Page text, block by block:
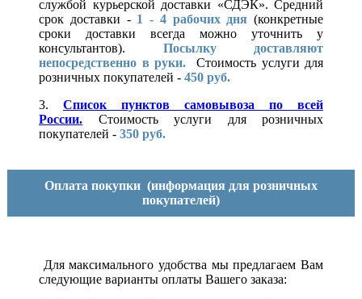
службой курьерской доставки «СДЭК». Средний
срок доставки - 1 - 4 рабочих дня (конкретные
сроки доставки всегда можно уточнить у
консультантов). Посылку доставляют
непосредственно в руки.
Стоимость услуги для
розничных покупателей - 450 руб.
3. Список пунктов самовывоза по всей
России.
Стоимость услуги для розничных
покупателей - 350 руб.
Оплата покупки (информация для розничных
покупателей)
Для максимального удобства мы предлагаем Вам
следующие варианты оплаты Вашего заказа: